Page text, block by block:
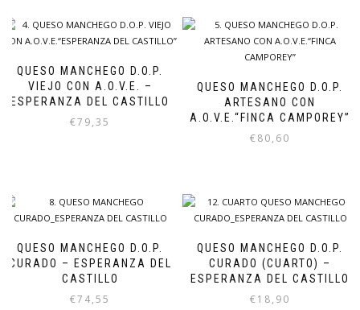
QUESO MANCHEGO D.O.P.
VIEJO CON A.O.V.E. –
ESPERANZA DEL CASTILLO
€79,35
QUESO MANCHEGO D.O.P.
ARTESANO CON
A.O.V.E.“FINCA CAMPOREY”
€80,60
QUESO MANCHEGO D.O.P.
CURADO – ESPERANZA DEL
CASTILLO
€74,55
QUESO MANCHEGO D.O.P.
CURADO (CUARTO) –
ESPERANZA DEL CASTILLO
€18,90